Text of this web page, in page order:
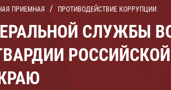
ПРИЕМНАЯ ПРОТИВОДЕЙСТВИЕ КОРРУПЦИИ
СЛУЖБЫ